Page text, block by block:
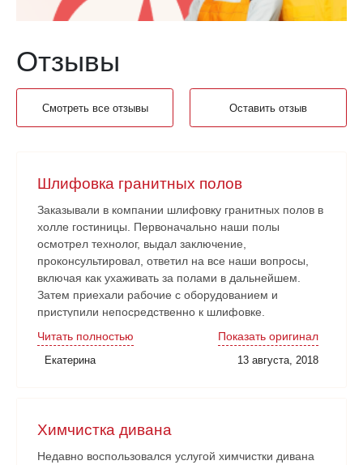
Отзывы
Смотреть все отзывы Оставить отзыв
Шлифовка гранитных полов
Заказывали в компании шлифовку гранитных полов в
холле гостиницы. Первоначально наши полы
осмотрел технолог, выдал заключение,
проконсультировал, ответил на все наши вопросы,
включая как ухаживать за полами в дальнейшем.
Затем приехали рабочие с оборудованием и
приступили непосредственно к шлифовке.
наши замечания и пожелания учитывали. Работа
сдана в срок. Очень довольны!
Читать полностью Показать оригинал
Екатерина 13 августа, 2018
Химчистка дивана
Недавно воспользовался услугой химчистки дивана